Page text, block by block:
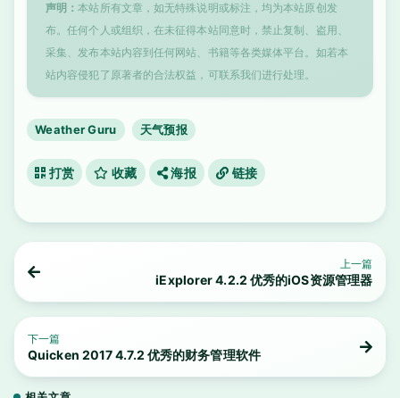
声明：本站所有文章，如无特殊说明或标注，均为本站原创发
布。任何个人或组织，在未征得本站同意时，禁止复制、盗用、
采集、发布本站内容到任何网站、书籍等各类媒体平台。如若本
站内容侵犯了原著者的合法权益，可联系我们进行处理。
Weather Guru 天气预报
打赏 收藏 海报 链接
上一篇
iExplorer 4.2.2 优秀的iOS资源管理器
下一篇
Quicken 2017 4.7.2 优秀的财务管理软件